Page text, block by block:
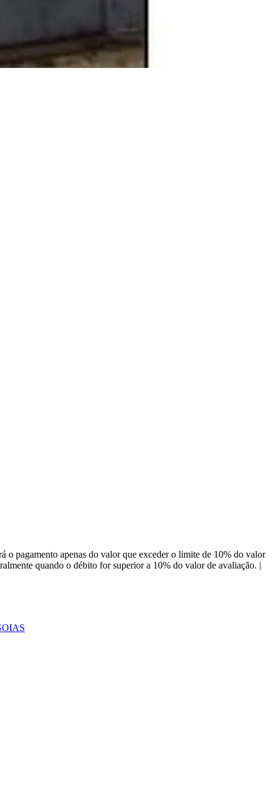
pagamento apenas do valor que exceder o limite de 10% do valor
quando o débito for superior a 10% do valor de avaliação. |